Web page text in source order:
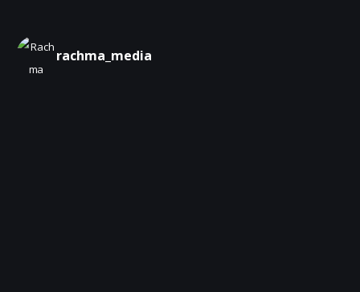
rachma_media